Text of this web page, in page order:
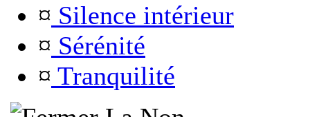
¤ Silence intérieur
¤ Sérénité
¤ Tranquilité